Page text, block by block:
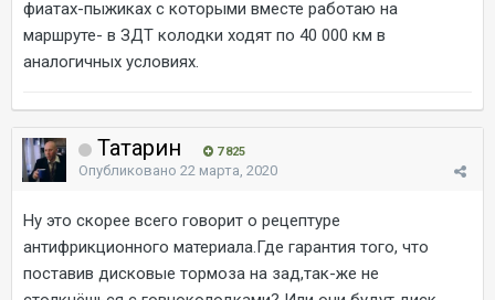
фиатах-пыжиках с которыми вместе работаю на
маршруте- в ЗДТ колодки ходят по 40 000 км в
аналогичных условиях.
Татарин 7 825
Опубликовано 22 марта, 2020
Ну это скорее всего говорит о рецептуре
антифрикционного материала.Где гарантия того, что
поставив дисковые тормоза на зад,так-же не